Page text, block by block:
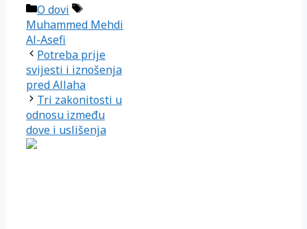
Kategorije
O dovi
Oznake
Muhammed Mehdi
Al-Asefi
Potreba prije
svijesti i iznošenja
pred Allaha
Tri zakonitosti u
odnosu između
dove i uslišenja